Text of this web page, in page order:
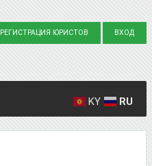
РЕГИСТРАЦИЯ ЮРИСТОВ ВХОД
KY RU